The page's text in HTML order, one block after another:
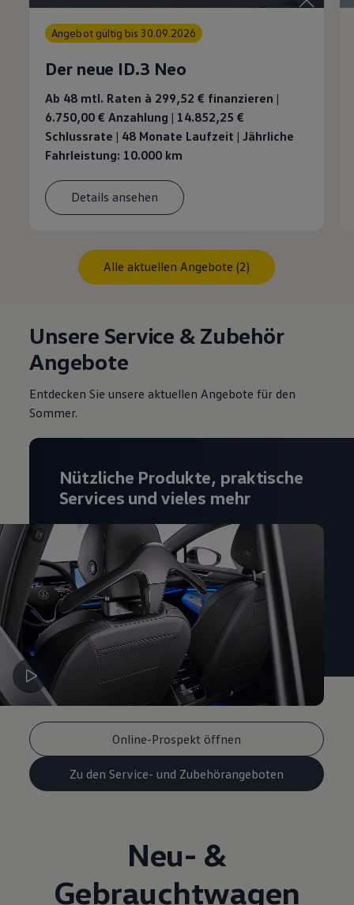
Angebot gültig bis 30.09.2026
Der neue ID.3 Neo
Ab 48 mtl. Raten à 299,52 € finanzieren |
6.750,00 € Anzahlung | 14.852,25 €
Schlussrate | 48 Monate Laufzeit | Jährliche
Fahrleistung: 10.000 km
Details ansehen
Alle aktuellen Angebote (2)
Unsere Service & Zubehör
Angebote
Entdecken Sie unsere aktuellen Angebote für den
Sommer.
Online-Prospekt öffnen
Zu den Service- und Zubehörangeboten
Nützliche Produkte, praktische
Services und vieles mehr
Neu- &
Gebrauchtwagen